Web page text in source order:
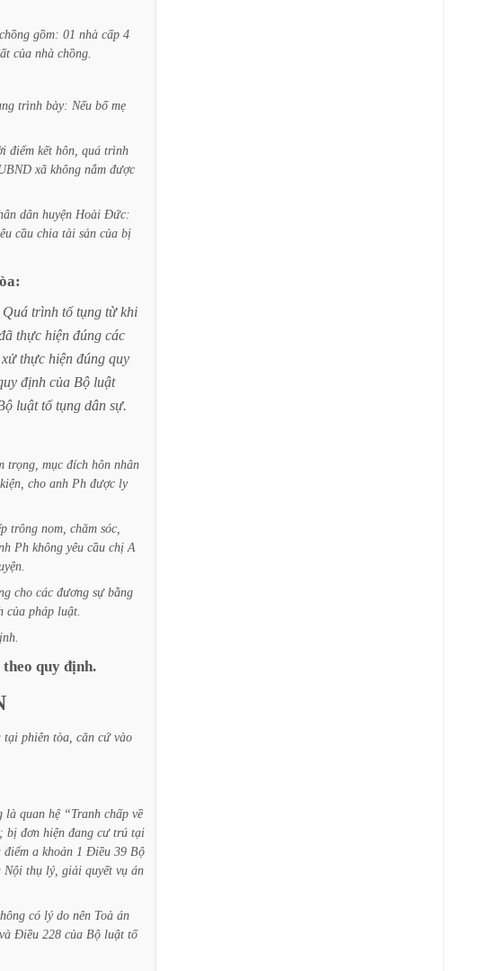
chồng gồm: 01 nhà cấp 4
của nhà chồng.
trình bày: Nếu bố mẹ
điểm kết hôn, quá trình
xã không nắm được
dân huyện Hoài Đức:
cầu chia tài sản của bị
Quá trình tố tụng từ khi
thực hiện đúng các
xử thực hiện đúng quy
định của Bộ luật
luật tố tụng dân sự.
trọng, mục đích hôn nhân
kiện, cho anh Ph được ly
trông nom, chăm sóc,
Ph không yêu cầu chị A
cho các đương sự bằng
của pháp luật.
theo quy định.
tại phiên tòa, căn cứ vào
là quan hệ “Tranh chấp về
bị đơn hiện đang cư trú tại
điểm a khoản 1 Điều 39 Bộ
Nội thụ lý, giải quyết vụ án
có lý do nên Toà án
và Điều 228 của Bộ luật tố